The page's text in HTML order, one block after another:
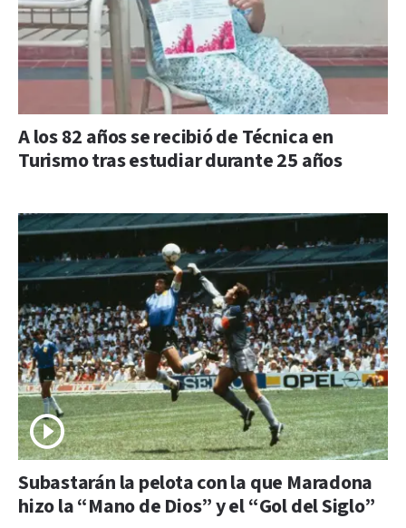
A los 82 años se recibió de Técnica en
Turismo tras estudiar durante 25 años
Subastarán la pelota con la que Maradona
hizo la “Mano de Dios” y el “Gol del Siglo”